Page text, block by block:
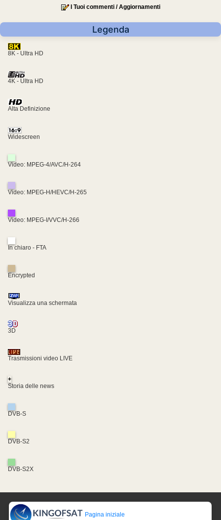
I Tuoi commenti / Aggiornamenti
Legenda
8K - Ultra HD
4K - Ultra HD
Alta Definizione
Widescreen
Video: MPEG-4/AVC/H-264
Video: MPEG-H/HEVC/H-265
Video: MPEG-I/VVC/H-266
In chiaro - FTA
Encrypted
Visualizza una schermata
3D
Trasmissioni video LIVE
+
Storia delle news
DVB-S
DVB-S2
DVB-S2X
Pagina iniziale